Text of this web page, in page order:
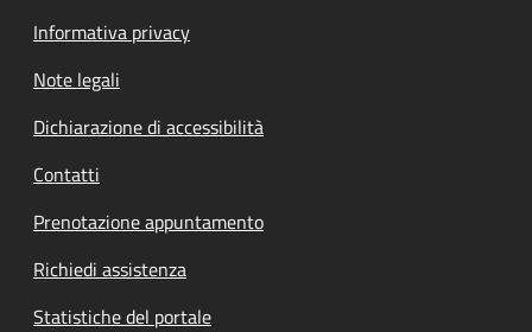
Informativa privacy
Note legali
Dichiarazione di accessibilità
Contatti
Prenotazione appuntamento
Richiedi assistenza
Statistiche del portale